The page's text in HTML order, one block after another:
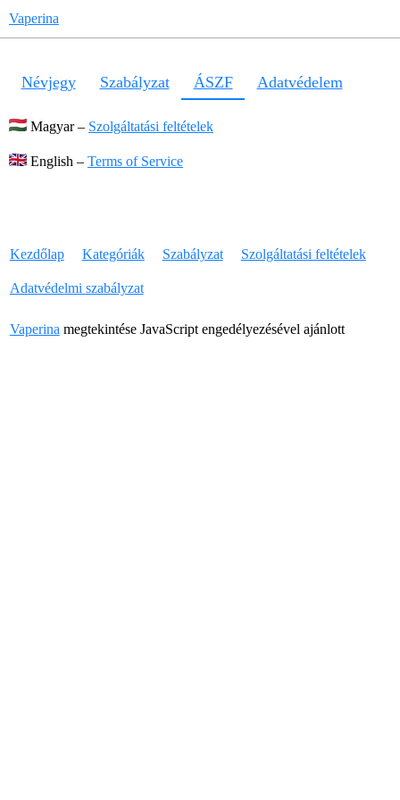
Vaperina
Névjegy Szabályzat ÁSZF Adatvédelem
Magyar – Szolgáltatási feltételek
English – Terms of Service
Kezdőlap Kategóriák Szabályzat Szolgáltatási feltételek
Adatvédelmi szabályzat
Vaperina megtekintése JavaScript engedélyezésével ajánlott